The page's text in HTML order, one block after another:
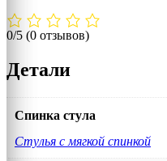
0/5 (0 отзывов)
Детали
Спинка стула
Стулья с мягкой спинкой